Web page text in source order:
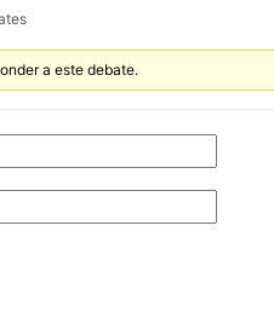
a este debate.